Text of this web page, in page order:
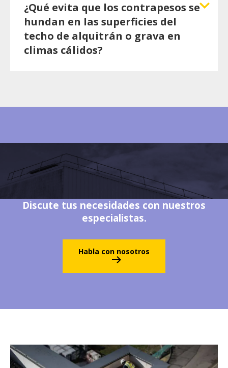
¿Qué evita que los contrapesos se
hundan en las superficies del
techo de alquitrán o grava en
climas cálidos?
Discute tus necesidades con nuestros
especialistas.
Habla con nosotros